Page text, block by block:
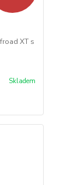
XT s
Skladem